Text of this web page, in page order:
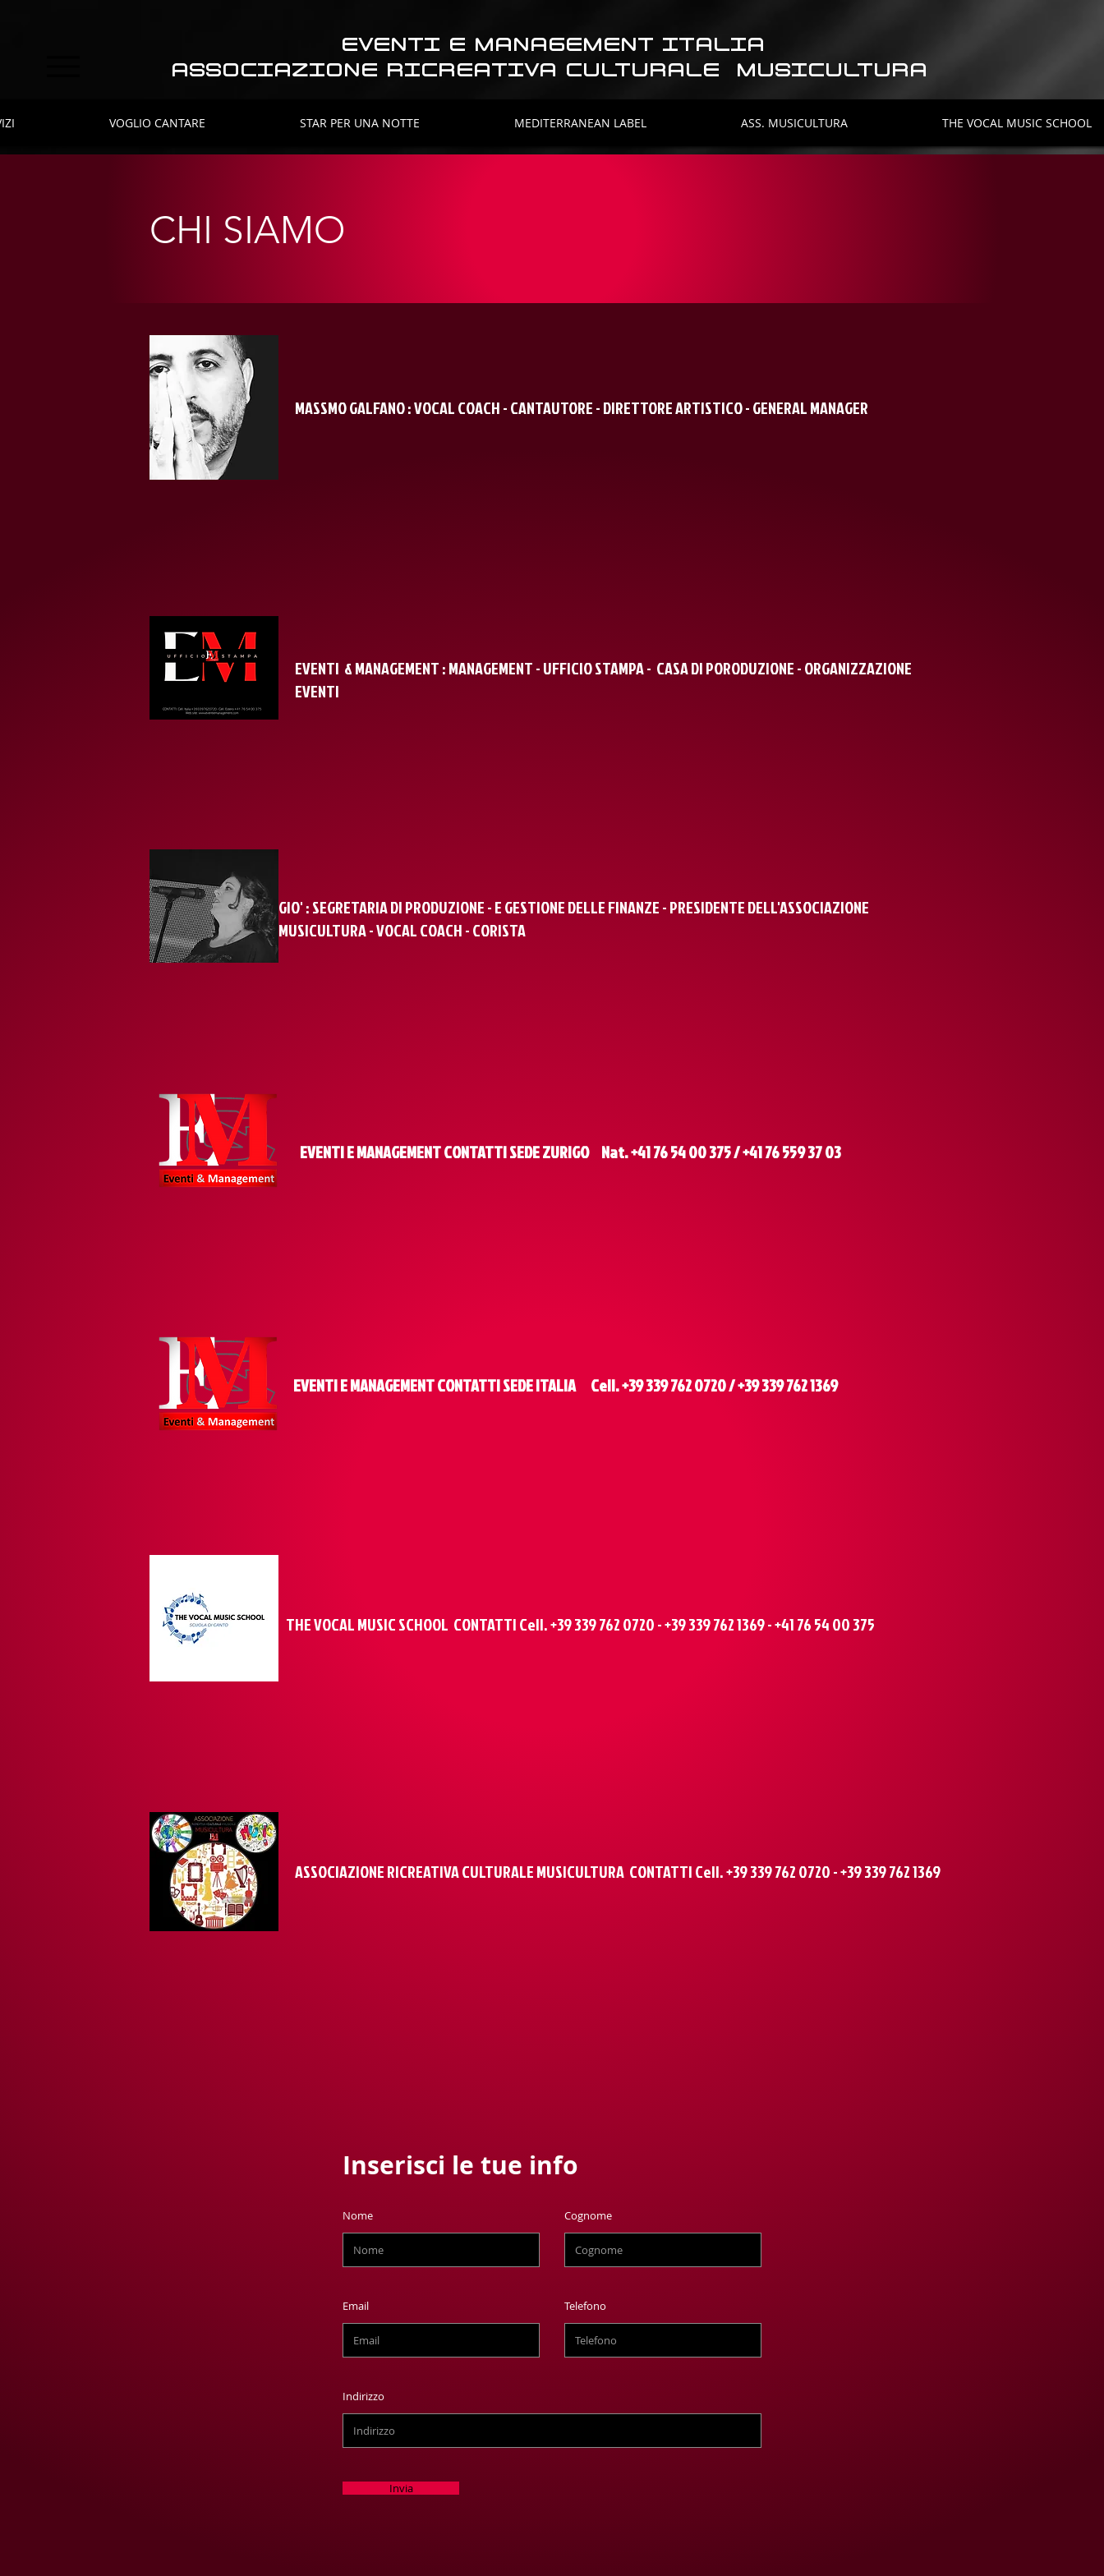
EVENTI E MANAGEMENT ITALIA
ASSOCIAZIONE RICREATIVA CULTURALE MUSICULTURA
VOGLIO CANTARE STAR PER UNA NOTTE MEDITERRANEAN LABEL ASS. MUSICULTURA THE VOCAL MUSIC SCHOOL
CHI SIAMO
MASSMO GALFANO : VOCAL COACH - CANTAUTORE - DIRETTORE ARTISTICO - GENERAL MANAGER
EVENTI & MANAGEMENT : MANAGEMENT - UFFICIO STAMPA - CASA DI PORODUZIONE - ORGANIZZAZIONE
EVENTI
GIO' : SEGRETARIA DI PRODUZIONE - E GESTIONE DELLE FINANZE - PRESIDENTE DELL'ASSOCIAZIONE
MUSICULTURA - VOCAL COACH - CORISTA
EVENTI E MANAGEMENT CONTATTI SEDE ZURIGO Nat. +41 76 54 00 375 / +41 76 559 37 03
EVENTI E MANAGEMENT CONTATTI SEDE ITALIA Cell. +39 339 762 0720 / +39 339 762 1369
THE VOCAL MUSIC SCHOOL CONTATTI Cell. +39 339 762 0720 - +39 339 762 1369 - +41 76 54 00 375
ASSOCIAZIONE RICREATIVA CULTURALE MUSICULTURA CONTATTI Cell. +39 339 762 0720 - +39 339 762 1369
Inserisci le tue info
Nome Cognome
Email Telefono
Indirizzo
Invia